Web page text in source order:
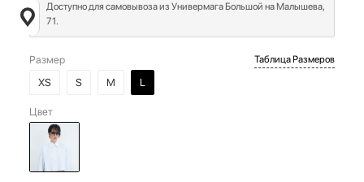
Доступно для самовывоза из Универмага Большой на Малышева,
71.
Размер
XS
S M L
Таблица Размеров
Цвет